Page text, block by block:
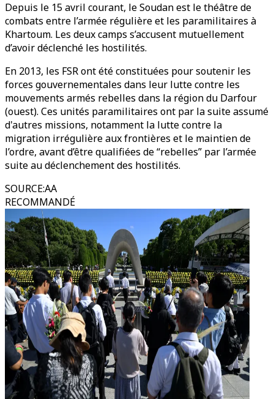
Depuis le 15 avril courant, le Soudan est le théâtre de
combats entre l’armée régulière et les paramilitaires à
Khartoum. Les deux camps s’accusent mutuellement
d’avoir déclenché les hostilités.
En 2013, les FSR ont été constituées pour soutenir les
forces gouvernementales dans leur lutte contre les
mouvements armés rebelles dans la région du Darfour
(ouest). Ces unités paramilitaires ont par la suite assumé
d'autres missions, notamment la lutte contre la
migration irrégulière aux frontières et le maintien de
l’ordre, avant d’être qualifiées de “rebelles” par l’armée
suite au déclenchement des hostilités.
SOURCE:AA
RECOMMANDÉ